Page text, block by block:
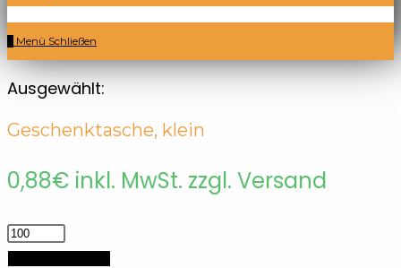
Menü Schließen
Ausgewählt:
Geschenktasche, klein
0,88€ inkl. MwSt. zzgl. Versand
Geschenktasche,
klein